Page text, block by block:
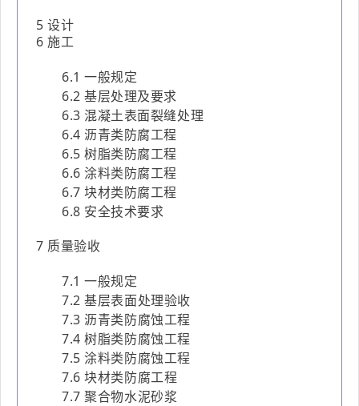
5 设计
6 施工
6.1 一般规定
6.2 基层处理及要求
6.3 混凝土表面裂缝处理
6.4 沥青类防腐工程
6.5 树脂类防腐工程
6.6 涂料类防腐工程
6.7 块材类防腐工程
6.8 安全技术要求
7 质量验收
7.1 一般规定
7.2 基层表面处理验收
7.3 沥青类防腐蚀工程
7.4 树脂类防腐蚀工程
7.5 涂料类防腐蚀工程
7.6 块材类防腐工程
7.7 聚合物水泥砂浆